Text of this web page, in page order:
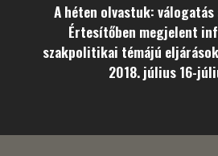
A héten olvastuk: válogatás
Értesítőben megjelent
szakpolitikai témájú
2018. július 16-